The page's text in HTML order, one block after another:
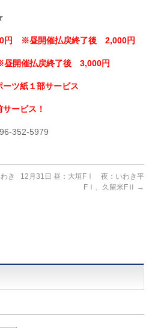
円 ※昼開催払戻終了後 2,000円
開催払戻終了後 3,000円
ツ紙１部サービス
ービス！
352-5979
き
12月31日 昼：大垣FⅠ 夜：いわき平
FⅠ、久留米FⅡ
→